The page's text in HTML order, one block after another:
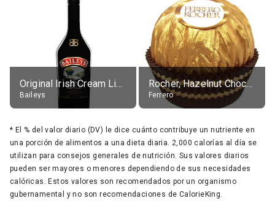
Original Irish Cream Liqueur (17% alc.)
Baileys
Rocher, Hazelnut Chocolate Ball
Ferrero
* El % del valor diario (DV) le dice cuánto contribuye un nutriente en
una porción de alimentos a una dieta diaria. 2,000 calorías al día se
utilizan para consejos generales de nutrición. Sus valores diarios
pueden ser mayores o menores dependiendo de sus necesidades
calóricas. Estos valores son recomendados por un organismo
gubernamental y no son recomendaciones de CalorieKing.